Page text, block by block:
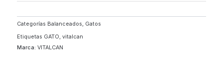
Categorías Balanceados, Gatos
Etiquetas GATO, vitalcan
Marca: VITALCAN